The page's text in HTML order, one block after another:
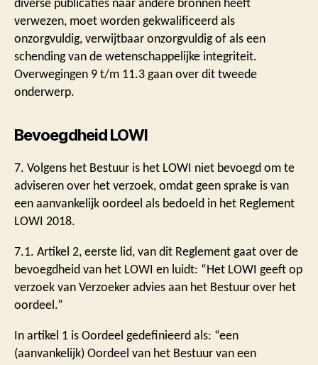
verwezen, moet worden gekwalificeerd als
onzorgvuldig, verwijtbaar onzorgvuldig of als een
schending van de wetenschappelijke integriteit.
Overwegingen 9 t/m 11.3 gaan over dit tweede
onderwerp.
Bevoegdheid LOWI
7. Volgens het Bestuur is het LOWI niet bevoegd om te
adviseren over het verzoek, omdat geen sprake is van
een aanvankelijk oordeel als bedoeld in het Reglement
LOWI 2018.
7.1. Artikel 2, eerste lid, van dit Reglement gaat over de
bevoegdheid van het LOWI en luidt: “Het LOWI geeft op
verzoek van Verzoeker advies aan het Bestuur over het
oordeel.”
In artikel 1 is Oordeel gedefinieerd als: “een
(aanvankelijk) Oordeel van het Bestuur van een